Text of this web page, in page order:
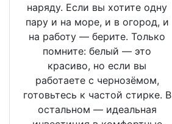
наряду. Если вы хотите одну
пару и на море, и в огород, и
на работу — берите. Только
помните: белый — это
красиво, но если вы
работаете с чернозёмом,
готовьтесь к частой стирке. В
остальном — идеальная